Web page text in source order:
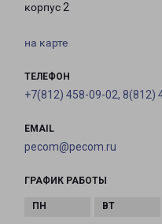
корпус 2
на карте
ТЕЛЕФОН
+7(812) 458-09-02, 8(812)
EMAIL
pecom@pecom.ru
ГРАФИК РАБОТЫ